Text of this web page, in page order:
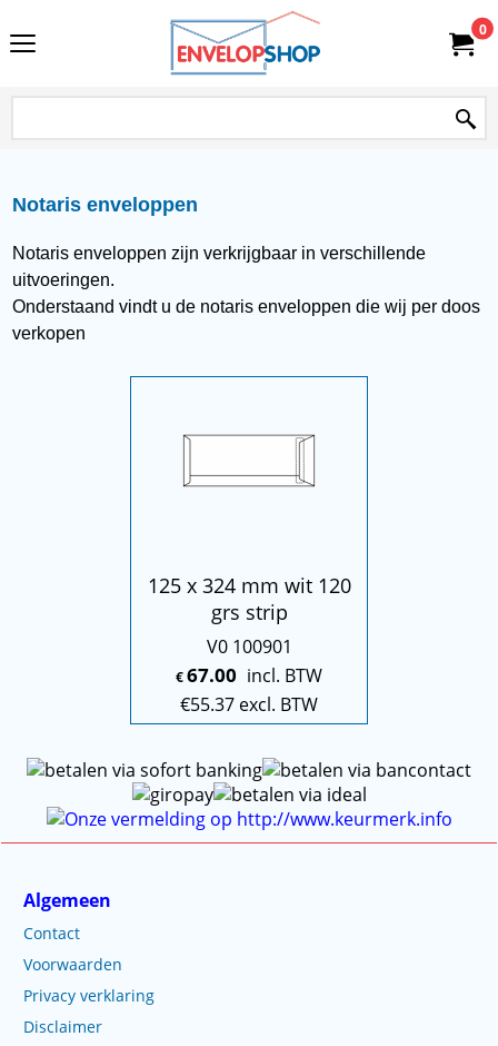
0
Notaris enveloppen
Notaris enveloppen zijn verkrijgbaar in verschillende
uitvoeringen.
Onderstaand vindt u de notaris enveloppen die wij per doos
verkopen
125 x 324 mm wit 120
grs strip
V0 100901
€67.00 incl. BTW
€55.37 excl. BTW
Algemeen
Contact
Voorwaarden
Privacy verklaring
Disclaimer